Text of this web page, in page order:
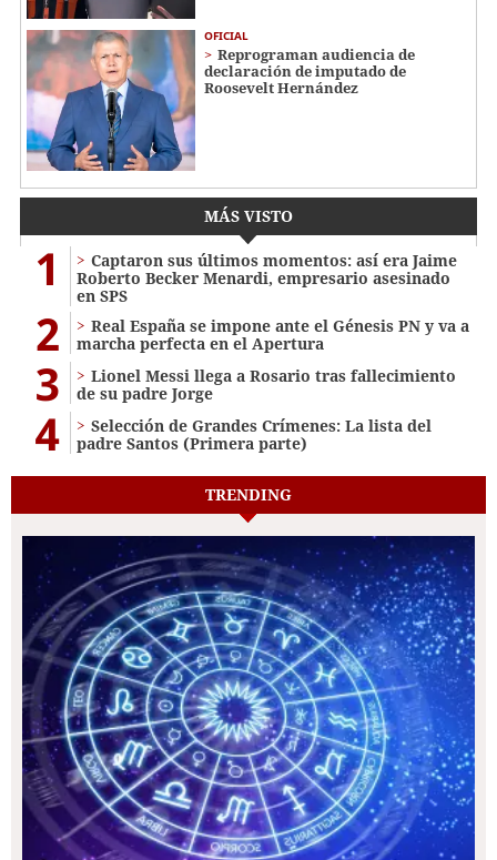
OFICIAL
Reprograman audiencia de
declaración de imputado de
Roosevelt Hernández
MÁS VISTO
1
Captaron sus últimos momentos: así era Jaime
Roberto Becker Menardi​​​, empresario asesinado
en SPS
2
Real España se impone ante el Génesis PN y va a
marcha perfecta en el Apertura
3
Lionel Messi llega a Rosario tras fallecimiento
de su padre Jorge
4
Selección de Grandes Crímenes: La lista del
padre Santos (Primera parte)
TRENDING